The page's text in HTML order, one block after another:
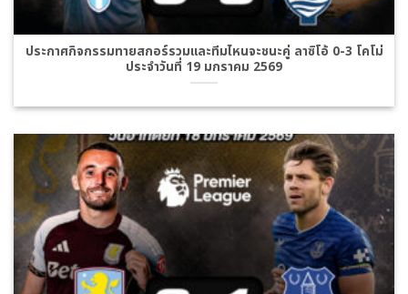
ประกาศกิจกรรมทายสกอร์รวมและทีมไหนจะชนะคู่ ลาซิโอ้ 0-3 โคโม่
ประจำวันที่ 19 มกราคม 2569